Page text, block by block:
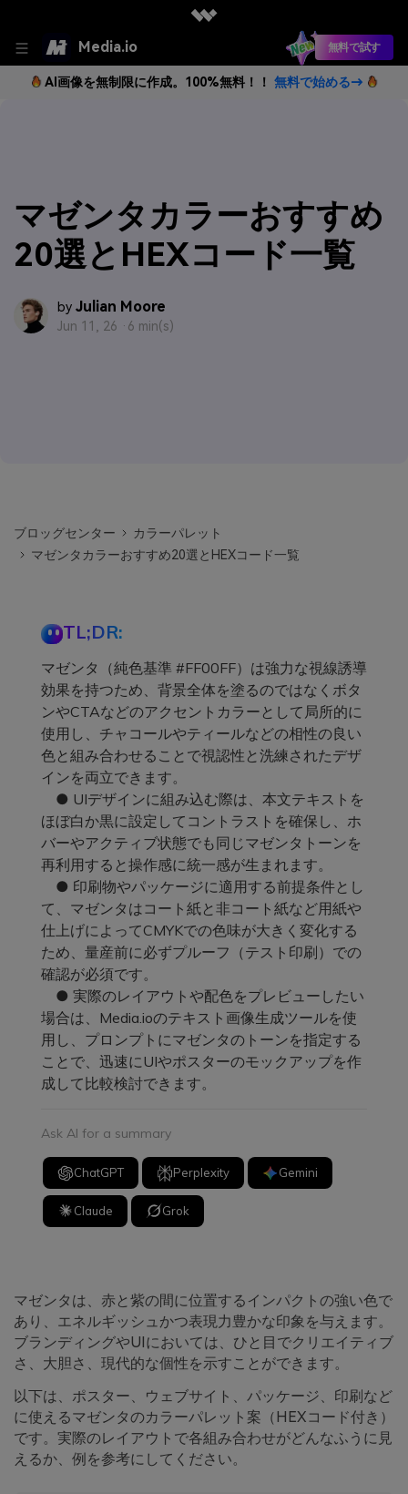
Media.io 無料で試す
AI画像を無制限に作成。100%無料！！ 無料で始める→
マゼンタカラーおすすめ
20選とHEXコード一覧
by Julian Moore
Jun 11, 26 · 6 min(s)
ブロッグセンター
カラーパレット
マゼンタカラーおすすめ20選とHEXコード一覧
TL;DR:
マゼンタ（純色基準 #FF00FF）は強力な視線誘導
効果を持つため、背景全体を塗るのではなくボタ
ンやCTAなどのアクセントカラーとして局所的に
使用し、チャコールやティールなどの相性の良い
色と組み合わせることで視認性と洗練されたデザ
インを両立できます。
● UIデザインに組み込む際は、本文テキストを
ほぼ白か黒に設定してコントラストを確保し、ホ
バーやアクティブ状態でも同じマゼンタトーンを
再利用すると操作感に統一感が生まれます。
● 印刷物やパッケージに適用する前提条件とし
て、マゼンタはコート紙と非コート紙など用紙や
仕上げによってCMYKでの色味が大きく変化する
ため、量産前に必ずプルーフ（テスト印刷）での
確認が必須です。
● 実際のレイアウトや配色をプレビューしたい
場合は、Media.ioのテキスト画像生成ツールを使
用し、プロンプトにマゼンタのトーンを指定する
ことで、迅速にUIやポスターのモックアップを作
成して比較検討できます。
Ask AI for a summary
ChatGPT Perplexity Gemini
Claude Grok
マゼンタは、赤と紫の間に位置するインパクトの強い色で
あり、エネルギッシュかつ表現力豊かな印象を与えます。
ブランディングやUIにおいては、ひと目でクリエイティブ
さ、大胆さ、現代的な個性を示すことができます。
以下は、ポスター、ウェブサイト、パッケージ、印刷など
に使えるマゼンタのカラーパレット案（HEXコード付き）
です。実際のレイアウトで各組み合わせがどんなふうに見
えるか、例を参考にしてください。